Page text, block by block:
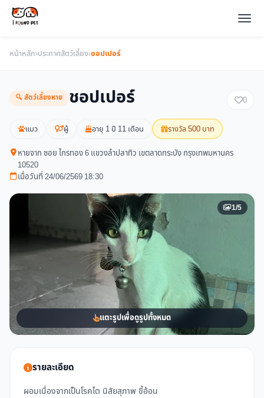
หน้าหลัก›ประกาศสัตว์เลี้ยง›ชอปเปอร์
🔍 สัตว์เลี้ยงหาย ชอปเปอร์ 0
แมว ผู้ อายุ 1 ปี 11 เดือน รางวัล 500 บาท
หายจาก ซอย ไกรทอง 6 แขวงลำปลาทิว เขตลาดกระบัง กรุงเทพมหานคร
10520
เมื่อวันที่ 24/06/2569 18:30
1/5
แตะรูปเพื่อดูรูปทั้งหมด
รายละเอียด
ผอมเนื่องจากเป็นโรคไต นิสัยสุภาพ ขี้อ้อน